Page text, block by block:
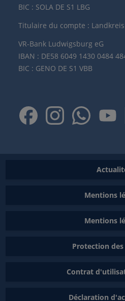
BIC : SOLA DE S1 LBG
Titulaire du compte :
VR-Bank Ludwigsburg eG
IBAN : DE58 6049 1430 0484
BIC : GENO DE S1 VBB
Mentions
Mentions
Protection
Contrat
Déclaration